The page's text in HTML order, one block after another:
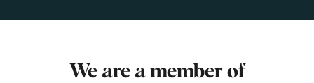
We are a member of